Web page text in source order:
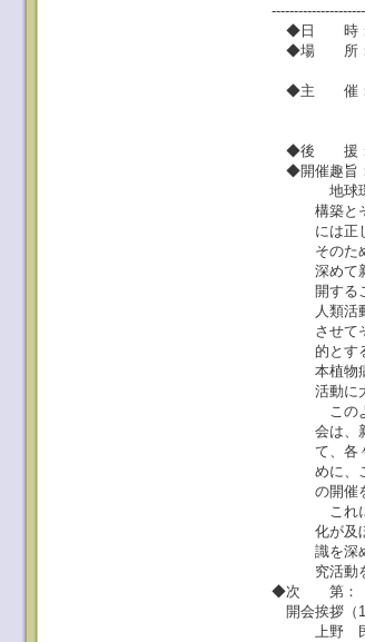
◆日 時：平
◆場 所：名
（愛知
◆主 催：日
日本応用
日本
◆後 援：
◆開催趣旨
地球環境問
構築とそれ
には正しい
そのために
深めて新し
開するこ
人類活動の
させてそれ
的とする学
本植物病理
活動に大き
このような
会は、新た
て、各々の
めに、ここ
の開催を
これによっ
化が及ぼす
識を深めて
究活動を展
◆次 第：
開会挨拶（
上野 民夫